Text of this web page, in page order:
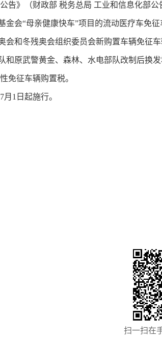
告》（财政部 税务总局 工业和信息化部公
会“母亲健康快车”项目的流动医疗车免征
和冬残奥会组织委员会新购置车辆免征车
原武警黄金、森林、水电部队改制后换发
免征车辆购置税。
1日起施行。
扫一扫在